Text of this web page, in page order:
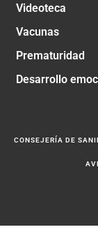
Videoteca
Vacunas
Prematuridad
Desarrollo
CONSEJERÍA DE